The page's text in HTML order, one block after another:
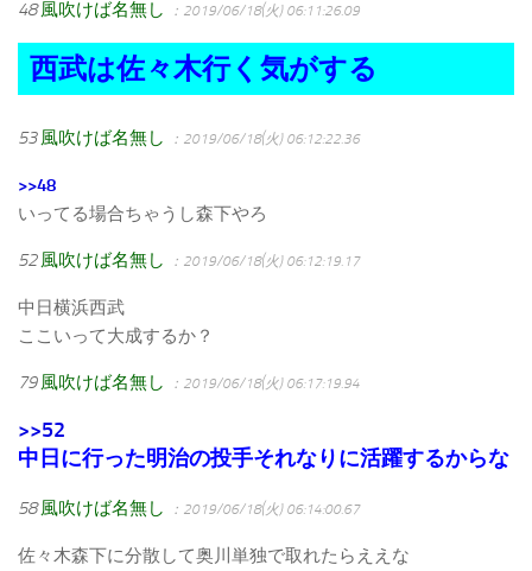
48 風吹けば名無し ：2019/06/18(火) 06:11:26.09
西武は佐々木行く気がする
53 風吹けば名無し ：2019/06/18(火) 06:12:22.36
>>48
いってる場合ちゃうし森下やろ
52 風吹けば名無し ：2019/06/18(火) 06:12:19.17
中日横浜西武
ここいって大成するか？
79 風吹けば名無し ：2019/06/18(火) 06:17:19.94
>>52
中日に行った明治の投手それなりに活躍するからな
58 風吹けば名無し ：2019/06/18(火) 06:14:00.67
佐々木森下に分散して奥川単独で取れたらええな